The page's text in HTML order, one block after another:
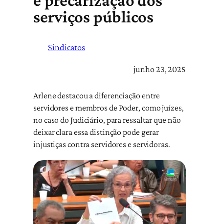
serviços públicos
Sindicatos
junho 23, 2025
Arlene destacou a diferenciação entre
servidores e membros de Poder, como juízes,
no caso do Judiciário, para ressaltar que não
deixar clara essa distinção pode gerar
injustiças contra servidores e servidoras.